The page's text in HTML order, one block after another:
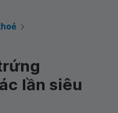
lần siêu